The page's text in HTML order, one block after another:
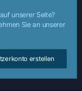
unserer Seite?
Sie an unserer
erstellen